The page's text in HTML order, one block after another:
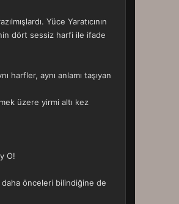
Yüce Yaratıcının
dört sessiz harfi ile ifade
harfler, aynı anlamı taşıyan
üzere yirmi altı kez
O!
daha önceleri bilindiğine de